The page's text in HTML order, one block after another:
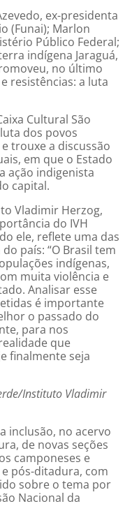
ex-presidenta
(Funai); Marlon
Público Federal;
indígena Jaraguá,
no último
resistências: a luta
Cultural São
dos povos
trouxe a discussão
em que o Estado
ação indigenista
capital.
Vladimir Herzog,
do IVH
ele, reflete uma das
país: “O Brasil tem
indígenas,
muita violência e
Analisar esse
é importante
o passado do
para nos
que
finalmente seja
Instituto Vladimir
inclusão, no acervo
de novas seções
camponeses e
pós-ditadura, com
sobre o tema por
Nacional da